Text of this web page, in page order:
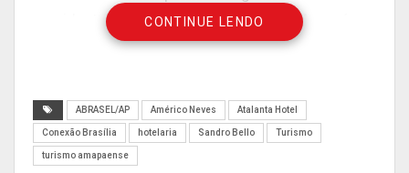
presidente do Sindicato dos Hotéis do Amapá
(SINDHOTEIS) e vice-presidente da Associação
lideranças do segmento do turismo lamentaram
sua morte.
Amigo pessoal e parceiro de Américo em muitos
CONTINUE LENDO
ABRASEL/AP Américo Neves Atalanta Hotel
Conexão Brasília hotelaria Sandro Bello Turismo
turismo amapaense